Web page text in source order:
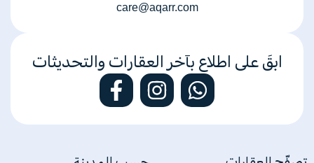
care@aqarr.com
ابقَ على اطلاع بآخر العقارات والتحديثات